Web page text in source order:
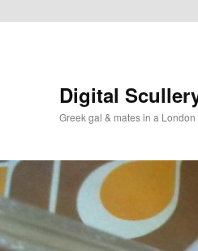
Digital
Greek gal & mates in a